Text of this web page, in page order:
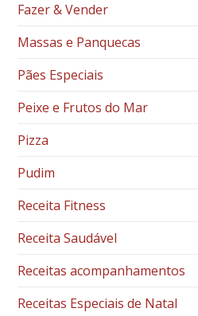
Fazer & Vender
Massas e Panquecas
Pães Especiais
Peixe e Frutos do Mar
Pizza
Pudim
Receita Fitness
Receita Saudável
Receitas acompanhamentos
Receitas Especiais de Natal